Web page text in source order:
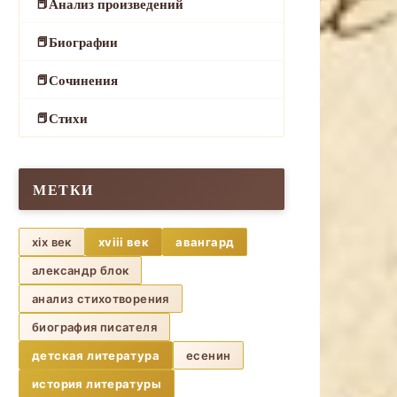
Биографии
Сочинения
Стихи
МЕТКИ
xix век xviii век
авангард
александр блок
анализ стихотворения
биография писателя
детская литература
есенин
история литературы